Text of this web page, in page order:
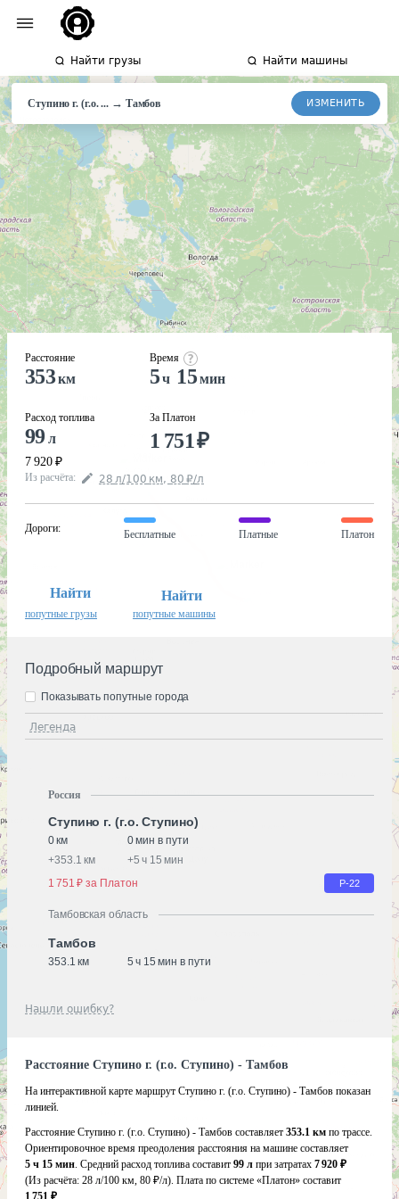
Найти грузы Найти машины
Ступино г. (г.о. ... → Тамбов ИЗМЕНИТЬ
Расстояние
353км
Расход топлива
99л
7 920 ₽
Время
5 ч 15мин
За Платон
1 751₽
Из расчёта: 28 л/100 км, 80 ₽/л
Дороги:
Бесплатные Платные Платон
Найти
попутные грузы
Найти
попутные машины
Подробный маршрут
Легенда
Показывать попутные города
Россия
Ступино г. (г.о. Ступино)
0 км
0 мин в пути
+353.1 км +5 ч 15 мин
1 751 ₽ за Платон
Р-22
Тамбовская область
Тамбов
353.1 км 5 ч 15 мин в пути
Нашли ошибку?
Расстояние Ступино г. (г.о. Ступино) - Тамбов
На интерактивной карте маршрут Ступино г. (г.о. Ступино) - Тамбов показан
линией.
Расстояние Ступино г. (г.о. Ступино) - Тамбов составляет 353.1 км по трассе.
Ориентировочное время преодоления расстояния на машине составляет
5 ч 15 мин. Средний расход топлива составит 99 л при затратах 7 920 ₽
(Из расчёта: 28 л/100 км, 80 ₽/л). Плата по системе «Платон» составит
1 751 ₽